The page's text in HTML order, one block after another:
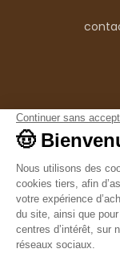
Produits
Nos marques